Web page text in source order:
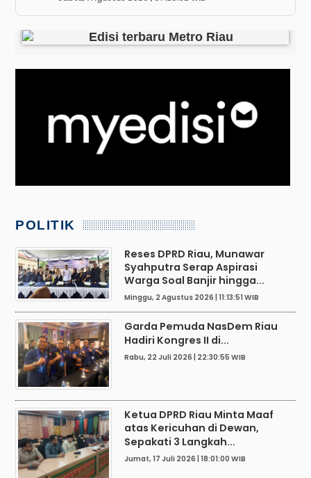
POLITIK
Reses DPRD Riau, Munawar
Syahputra Serap Aspirasi
Warga Soal Banjir hingga...
Minggu, 2 Agustus 2026 | 11:13:51 WIB
Garda Pemuda NasDem Riau
Hadiri Kongres II di...
Rabu, 22 Juli 2026 | 22:30:55 WIB
Ketua DPRD Riau Minta Maaf
atas Kericuhan di Dewan,
Sepakati 3 Langkah...
Jumat, 17 Juli 2026 | 18:01:00 WIB